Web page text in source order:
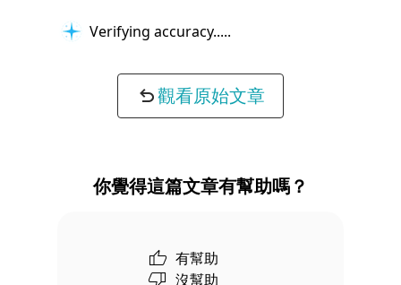
Verifying accuracy...
觀看原始文章
你覺得這篇文章有幫助嗎？
有幫助
沒幫助